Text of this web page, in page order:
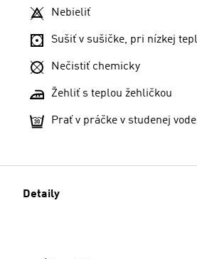
Nebieliť
Sušiť v sušičke, pri nízkej
Nečistiť chemicky
Žehliť s teplou žehličkou
Prať v práčke v studenej
Detaily